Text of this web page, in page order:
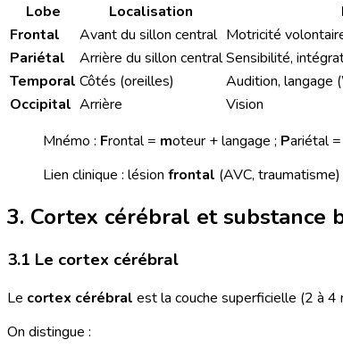
Lobe
Localisation
Frontal
Avant du sillon central Motricité
Pariétal
Arrière du sillon centralSensibilité,
Temporal Côtés (oreilles)
Audition, langage
Occipital Arrière
Vision
Mnémo : Frontal = moteur + langage ; Pariétal =
Lien clinique : lésion frontal (AVC,
3. Cortex cérébral et substance
3.1 Le cortex cérébral
Le cortex cérébral est la couche superficielle (2 à
On distingue :